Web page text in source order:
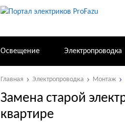
Освещение Электропроводка
Главная Электропроводка Монтаж
Замена старой
квартире